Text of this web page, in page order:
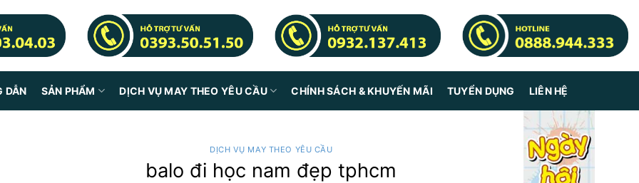
DẪN SẢN PHẨM DỊCH VỤ MAY THEO YÊU CẦU CHÍNH SÁCH & KHUYẾN MÃI TUYỂN DỤNG LIÊN HỆ
DỊCH VỤ MAY THEO YÊU CẦU
balo đi học nam đẹp tphcm